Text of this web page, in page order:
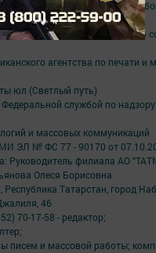
и распространение в
только с письменного
агентства по печати и
юл (Светлый путь)
службой по
и массовых коммуникаций
ЭЛ № ФС 77 - 90170 от
Руководитель филиала АО
Олеся Борисовна
Республика Татарстан, город
46
70-17-58 - редактор;
писем и массовой работы;